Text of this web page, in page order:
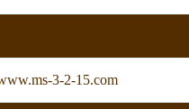
3-2-15.com​